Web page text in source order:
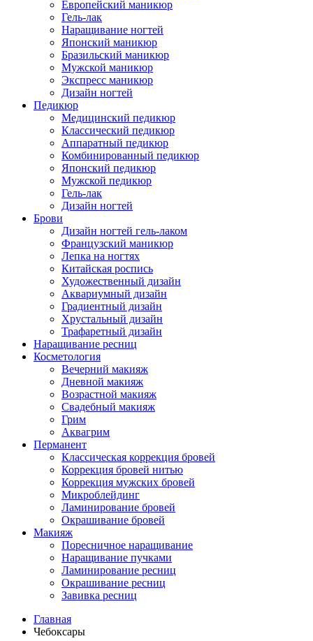
Европейский маникюр
Гель-лак
Наращивание ногтей
Японский маникюр
Бразильский маникюр
Мужской маникюр
Экспресс маникюр
Дизайн ногтей
Педикюр
Медицинский педикюр
Классический педикюр
Аппаратный педикюр
Комбинированный педикюр
Японский педикюр
Мужской педикюр
Гель-лак
Дизайн ногтей
Брови
Дизайн ногтей гель-лаком
Французский маникюр
Лепка на ногтях
Китайская роспись
Художественный дизайн
Аквариумный дизайн
Градиентный дизайн
Хрустальный дизайн
Трафаретный дизайн
Наращивание ресниц
Косметология
Вечерний макияж
Дневной макияж
Возрастной макияж
Свадебный макияж
Грим
Аквагрим
Перманент
Классическая коррекция бровей
Коррекция бровей нитью
Коррекция мужских бровей
Микроблейдинг
Ламинирование бровей
Окрашивание бровей
Макияж
Поресничное наращивание
Наращивание пучками
Ламинирование ресниц
Окрашивание ресниц
Завивка ресниц
Главная
Чебоксары